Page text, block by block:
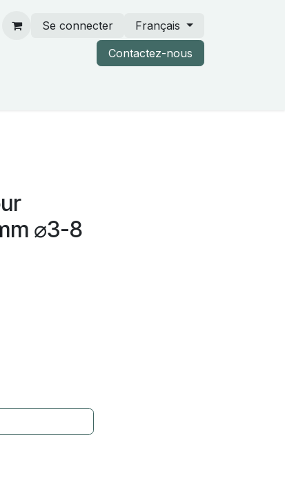
Se connecter
Français
Contactez-nous
⌀3-8